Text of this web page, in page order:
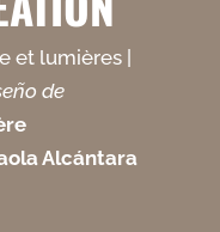
et lumières |
de
Alcántara